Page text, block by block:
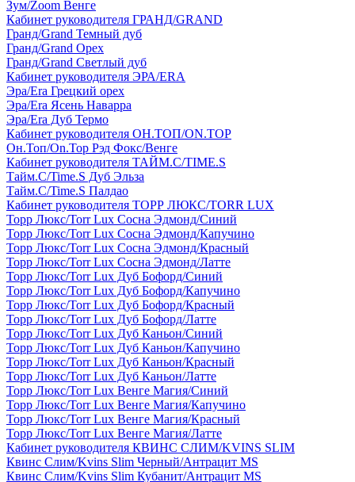
Зум/Zoom Венге
Кабинет руководителя ГРАНД/GRAND
Гранд/Grand Темный дуб
Гранд/Grand Орех
Гранд/Grand Светлый дуб
Кабинет руководителя ЭРА/ERA
Эра/Era Грецкий орех
Эра/Era Ясень Наварра
Эра/Era Дуб Термо
Кабинет руководителя ОН.ТОП/ON.TOP
Он.Топ/On.Top Рэд Фокс/Венге
Кабинет руководителя ТАЙМ.С/TIME.S
Тайм.С/Time.S Дуб Эльза
Тайм.С/Time.S Палдао
Кабинет руководителя ТОРР ЛЮКС/TORR LUX
Торр Люкс/Torr Lux Сосна Эдмонд/Синий
Торр Люкс/Torr Lux Сосна Эдмонд/Капучино
Торр Люкс/Torr Lux Сосна Эдмонд/Красный
Торр Люкс/Torr Lux Сосна Эдмонд/Латте
Торр Люкс/Torr Lux Дуб Бофорд/Синий
Торр Люкс/Torr Lux Дуб Бофорд/Капучино
Торр Люкс/Torr Lux Дуб Бофорд/Красный
Торр Люкс/Torr Lux Дуб Бофорд/Латте
Торр Люкс/Torr Lux Дуб Каньон/Синий
Торр Люкс/Torr Lux Дуб Каньон/Капучино
Торр Люкс/Torr Lux Дуб Каньон/Красный
Торр Люкс/Torr Lux Дуб Каньон/Латте
Торр Люкс/Torr Lux Венге Магия/Синий
Торр Люкс/Torr Lux Венге Магия/Капучино
Торр Люкс/Torr Lux Венге Магия/Красный
Торр Люкс/Torr Lux Венге Магия/Латте
Кабинет руководителя КВИНС СЛИМ/KVINS SLIM
Квинс Слим/Kvins Slim Черный/Антрацит MS
Квинс Слим/Kvins Slim Кубанит/Антрацит MS